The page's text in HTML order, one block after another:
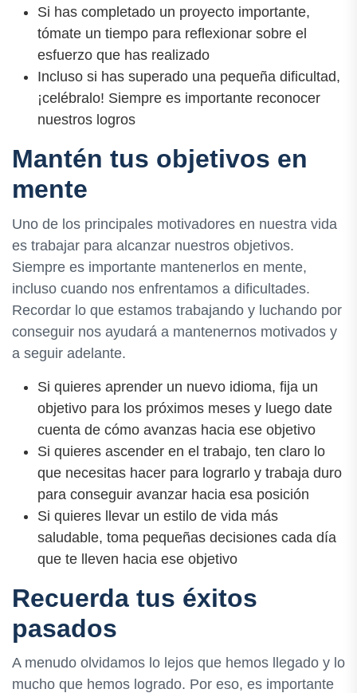
Si has completado un proyecto importante,
tómate un tiempo para reflexionar sobre el
esfuerzo que has realizado
Incluso si has superado una pequeña dificultad,
¡celébralo! Siempre es importante reconocer
nuestros logros
Mantén tus objetivos en
mente
Uno de los principales motivadores en nuestra vida
es trabajar para alcanzar nuestros objetivos.
Siempre es importante mantenerlos en mente,
incluso cuando nos enfrentamos a dificultades.
Recordar lo que estamos trabajando y luchando por
conseguir nos ayudará a mantenernos motivados y
a seguir adelante.
Si quieres aprender un nuevo idioma, fija un
objetivo para los próximos meses y luego date
cuenta de cómo avanzas hacia ese objetivo
Si quieres ascender en el trabajo, ten claro lo
que necesitas hacer para lograrlo y trabaja duro
para conseguir avanzar hacia esa posición
Si quieres llevar un estilo de vida más
saludable, toma pequeñas decisiones cada día
que te lleven hacia ese objetivo
Recuerda tus éxitos
pasados
A menudo olvidamos lo lejos que hemos llegado y lo
mucho que hemos logrado. Por eso, es importante